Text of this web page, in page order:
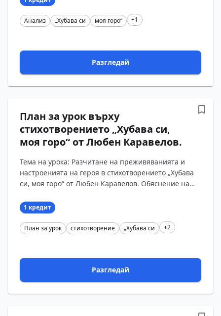
Анализ „Хубава си моя горо“ +1
Разгледай
План за урок върху
стихотворението „Хубава си,
моя горо“ от Любен Каравелов.
Тема на урока: Разчитане на преживяванията и
настроенията на героя в стихотворението „Хубава
си, моя горо“ от Любен Каравелов. Обяснение на
?...1 кредит
План за урок стихотворение „Хубава си +2
Разгледай